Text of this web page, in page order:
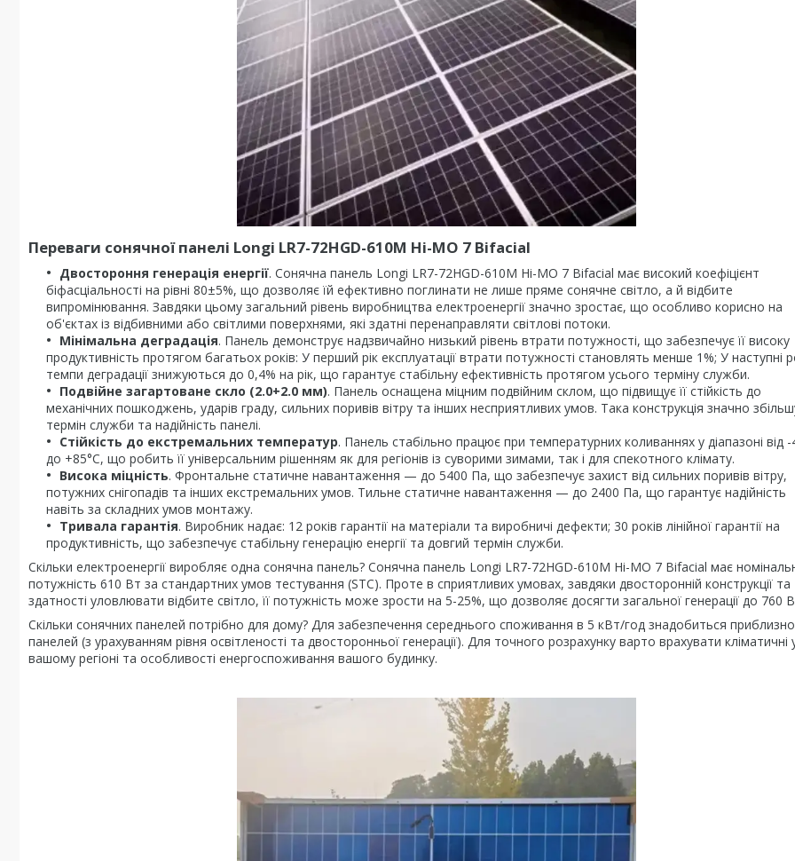
Переваги сонячної панелі Longi LR7-72HGD-610M Hi-MO 7 Bifacial
Двостороння генерація енергії. Сонячна панель Longi LR7-72HGD-610M Hi-MO 7 Bifacial має високий коефіцієнт
біфасціальності на рівні 80±5%, що дозволяє їй ефективно поглинати не лише пряме сонячне світло, а й відбите
випромінювання. Завдяки цьому загальний рівень виробництва електроенергії значно зростає, що особливо корисно на
об'єктах із відбивними або світлими поверхнями, які здатні перенаправляти світлові потоки.
Мінімальна деградація. Панель демонструє надзвичайно низький рівень втрати потужності, що забезпечує її високу
продуктивність протягом багатьох років: У перший рік експлуатації втрати потужності становлять менше 1%; У наступні
темпи деградації знижуються до 0,4% на рік, що гарантує стабільну ефективність протягом усього терміну служби.
Подвійне загартоване скло (2.0+2.0 мм). Панель оснащена міцним подвійним склом, що підвищує її стійкість до
механічних пошкоджень, ударів граду, сильних поривів вітру та інших несприятливих умов. Така конструкція значно
термін служби та надійність панелі.
Стійкість до екстремальних температур. Панель стабільно працює при температурних коливаннях у діапазоні від -
до +85°C, що робить її універсальним рішенням як для регіонів із суворими зимами, так і для спекотного клімату.
Висока міцність. Фронтальне статичне навантаження — до 5400 Па, що забезпечує захист від сильних поривів вітру,
потужних снігопадів та інших екстремальних умов. Тильне статичне навантаження — до 2400 Па, що гарантує надійність
навіть за складних умов монтажу.
Тривала гарантія. Виробник надає: 12 років гарантії на матеріали та виробничі дефекти; 30 років лінійної гарантії на
продуктивність, що забезпечує стабільну генерацію енергії та довгий термін служби.
Скільки електроенергії виробляє одна сонячна панель? Сонячна панель Longi LR7-72HGD-610M Hi-MO 7 Bifacial має
потужність 610 Вт за стандартних умов тестування (STC). Проте в сприятливих умовах, завдяки двосторонній конструкції та
здатності уловлювати відбите світло, її потужність може зрости на 5-25%, що дозволяє досягти загальної генерації до 760
Скільки сонячних панелей потрібно для дому? Для забезпечення середнього споживання в 5 кВт/год знадобиться
панелей (з урахуванням рівня освітленості та двосторонньої генерації). Для точного розрахунку варто врахувати кліматичні
вашому регіоні та особливості енергоспоживання вашого будинку.